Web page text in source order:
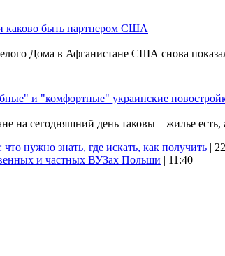
каково быть партнером США
Дома в Афганистане США снова
и "комфортные" украинские
на сегодняшний день таковы – жилье есть,
нужно знать, где искать, как получить |
и частных ВУЗах Польши | 11:40